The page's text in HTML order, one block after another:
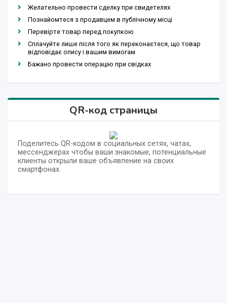
Желательно провести сделку при свидетелях
Познайомтеся з продавцем в публічному місці
Перевірте товар перед покупкою
Сплачуйте лише після того як переконаєтеся, що товар
відповідає опису і вашим вимогам
Бажано провести операцію при свідках
QR-код страницы
Поделитесь QR-кодом в социальных сетях, чатах,
мессенджерах чтобы ваши знакомые, потенциальные
клиенты открыли ваше объявление на своих
смартфонах.